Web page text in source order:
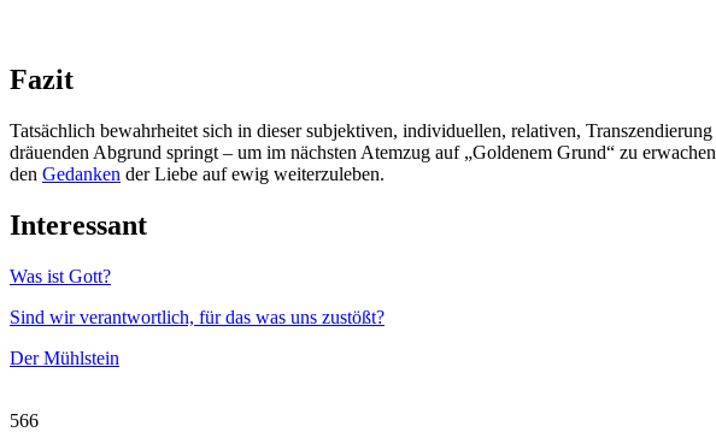
Fazit
Tatsächlich bewahrheitet sich in dieser subjektiven, individuellen, relativen,
dräuenden Abgrund springt – um im nächsten Atemzug auf „Goldenem Grund“ zu
den Gedanken der Liebe auf ewig weiterzuleben.
Interessant
Was ist Gott?
Sind wir verantwortlich, für das was uns zustößt?
Der Mühlstein
566